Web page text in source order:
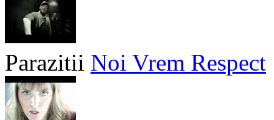
Parazitii Noi Vrem Respect